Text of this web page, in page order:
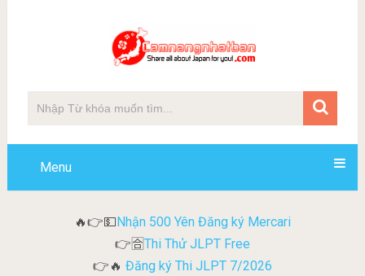
Menu
🔥👉💵Nhận 500 Yên Đăng ký Mercari
👉🈴Thi Thử JLPT Free
👉🔥 Đăng ký Thi JLPT 7/2026